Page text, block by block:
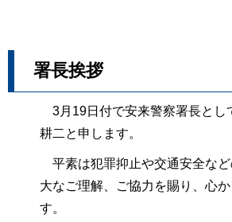
署長挨拶
3月19日付で安来警察署長とし
耕二と申します。
平素は犯罪抑止や交通安全な
大なご理解、ご協力を賜り、心
す。